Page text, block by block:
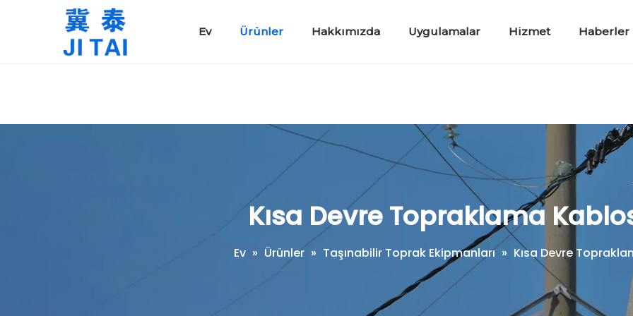
Ev Ürünler Hakkımızda Uygulamalar Hizmet Haberler
Kısa Devre Topraklama
Ev » Ürünler » Taşınabilir Toprak Ekipmanları » Kısa Devre